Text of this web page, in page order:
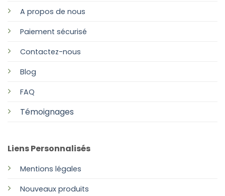
A propos de nous
Paiement sécurisé
Contactez-nous
Blog
FAQ
Témoignages
Liens Personnalisés
Mentions légales
Nouveaux produits